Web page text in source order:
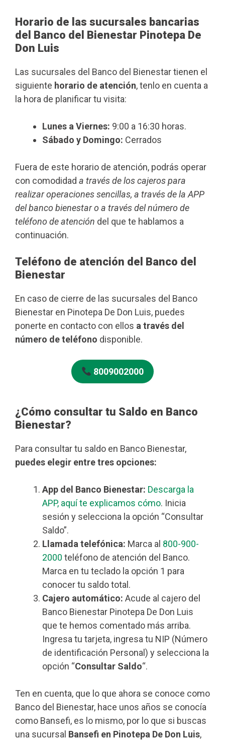
Horario de las sucursales bancarias
del Banco del Bienestar Pinotepa De
Don Luis
Las sucursales del Banco del Bienestar tienen el
siguiente horario de atención, tenlo en cuenta a
la hora de planificar tu visita:
Lunes a Viernes: 9:00 a 16:30 horas.
Sábado y Domingo: Cerrados
Fuera de este horario de atención, podrás operar
con comodidad a través de los cajeros para
realizar operaciones sencillas, a través de la APP
del banco bienestar o a través del número de
teléfono de atención del que te hablamos a
continuación.
Teléfono de atención del Banco del
Bienestar
En caso de cierre de las sucursales del Banco
Bienestar en Pinotepa De Don Luis, puedes
ponerte en contacto con ellos a través del
número de teléfono disponible.
8009002000
¿Cómo consultar tu Saldo en Banco
Bienestar?
Para consultar tu saldo en Banco Bienestar,
puedes elegir entre tres opciones:
App del Banco Bienestar: Descarga la
APP, aquí te explicamos cómo. Inicia
sesión y selecciona la opción “Consultar
Saldo”.
Llamada telefónica: Marca al 800-900-
2000 teléfono de atención del Banco.
Marca en tu teclado la opción 1 para
conocer tu saldo total.
Cajero automático: Acude al cajero del
Banco Bienestar Pinotepa De Don Luis
que te hemos comentado más arriba.
Ingresa tu tarjeta, ingresa tu NIP (Número
de identificación Personal) y selecciona la
opción “Consultar Saldo“.
Ten en cuenta, que lo que ahora se conoce como
Banco del Bienestar, hace unos años se conocía
como Bansefi, es lo mismo, por lo que si buscas
una sucursal Bansefi en Pinotepa De Don Luis,